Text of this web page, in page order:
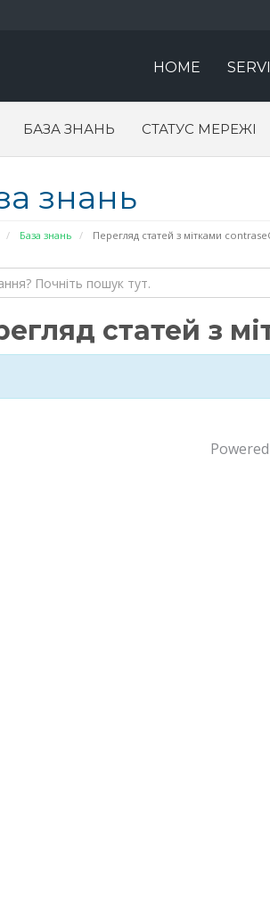
HOME
БАЗА ЗНАНЬ СТАТУС МЕРЕЖІ
знань
База знань Перегляд статей з мітками
статей з